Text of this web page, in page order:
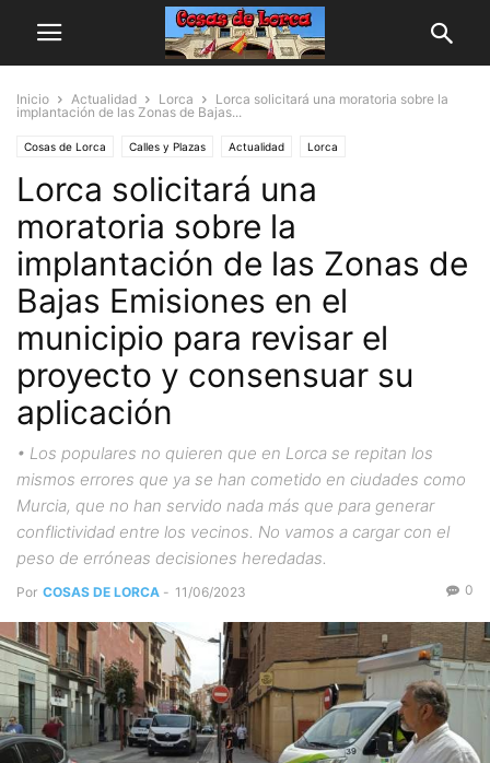
Inicio Actualidad Lorca
Lorca solicitará una moratoria sobre la
implantación de las Zonas de Bajas...
Cosas de Lorca Calles y Plazas Actualidad Lorca
Personas y Asociaciones
Lorca solicitará una
moratoria sobre la
implantación de las Zonas de
Bajas Emisiones en el
municipio para revisar el
proyecto y consensuar su
aplicación
• Los populares no quieren que en Lorca se repitan los
mismos errores que ya se han cometido en ciudades como
Murcia, que no han servido nada más que para generar
conflictividad entre los vecinos. No vamos a cargar con el
peso de erróneas decisiones heredadas.
Por COSAS DE LORCA - 11/06/2023 0